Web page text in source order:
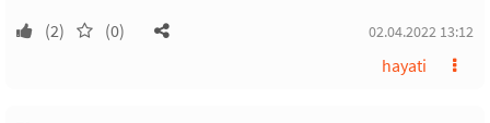
(2) (0) 02.04.2022 13:12
hayati